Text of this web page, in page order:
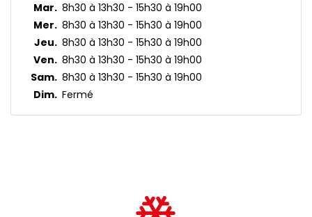
Mar. 8h30 à 13h30 - 15h30 à 19h00
Mer. 8h30 à 13h30 - 15h30 à 19h00
Jeu. 8h30 à 13h30 - 15h30 à 19h00
Ven. 8h30 à 13h30 - 15h30 à 19h00
Sam. 8h30 à 13h30 - 15h30 à 19h00
Dim. Fermé